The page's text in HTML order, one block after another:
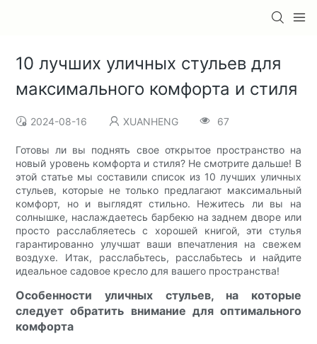
10 лучших уличных стульев для
максимального комфорта и стиля
2024-08-16 XUANHENG 67
Готовы ли вы поднять свое открытое пространство на
новый уровень комфорта и стиля? Не смотрите дальше! В
этой статье мы составили список из 10 лучших уличных
стульев, которые не только предлагают максимальный
комфорт, но и выглядят стильно. Нежитесь ли вы на
солнышке, наслаждаетесь барбекю на заднем дворе или
просто расслабляетесь с хорошей книгой, эти стулья
гарантированно улучшат ваши впечатления на свежем
воздухе. Итак, расслабьтесь, расслабьтесь и найдите
идеальное садовое кресло для вашего пространства!
Особенности уличных стульев, на которые
следует обратить внимание для оптимального
комфорта